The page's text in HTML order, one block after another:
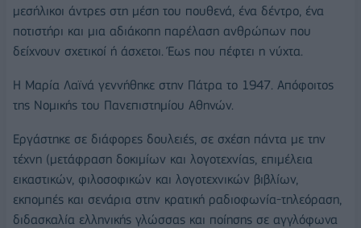
µεσήλικοι άντρες στη µέση του πουθενά, ένα δέντρο, ένα
ποτιστήρι και µια αδιάκοπη παρέλαση ανθρώπων που
δείχνουν σχετικοί ή άσχετοι. Έως που πέφτει η νύχτα.
Η Μαρία Λαϊνά γεννήθηκε στην Πάτρα το 1947. Απόφοιτος
της Νοµικής του Πανεπιστηµίου Αθηνών.
Εργάστηκε σε διάφορες δουλειές, σε σχέση πάντα µε την
τέχνη (µετάφραση δοκιµίων και λογοτεχνίας, επιµέλεια
εικαστικών, φιλοσοφικών και λογοτεχνικών βιβλίων,
εκποµπές και σενάρια στην κρατική ραδιοφωνία-τηλεόραση,
διδασκαλία ελληνικής γλώσσας και ποίησης σε αγγλόφωνα